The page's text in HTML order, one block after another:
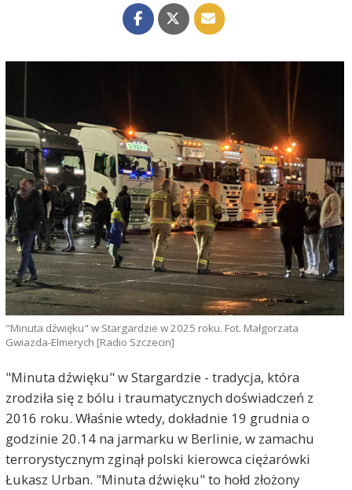
"Minuta dźwięku" w Stargardzie w 2025 roku. Fot. Małgorzata
Gwiazda-Elmerych [Radio Szczecin]
"Minuta dźwięku" w Stargardzie - tradycja, która
zrodziła się z bólu i traumatycznych doświadczeń z
2016 roku. Właśnie wtedy, dokładnie 19 grudnia o
godzinie 20.14 na jarmarku w Berlinie, w zamachu
terrorystycznym zginął polski kierowca ciężarówki
Łukasz Urban. "Minuta dźwięku" to hołd złożony